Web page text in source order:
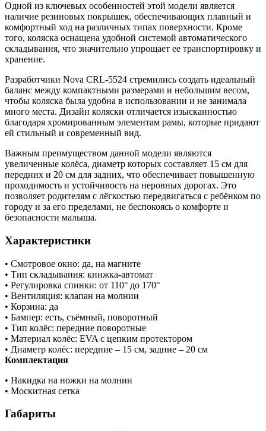
Одной из ключевых особенностей этой модели является
наличие резиновых покрышек, обеспечивающих плавный и
комфортный ход на различных типах поверхности. Кроме
того, коляска оснащена удобной системой автоматического
складывания, что значительно упрощает ее транспортировку и
хранение.
Разработчики Nova CRL-5524 стремились создать идеальный
баланс между компактными размерами и небольшим весом,
чтобы коляска была удобна в использовании и не занимала
много места. Дизайн коляски отличается изысканностью
благодаря хромированным элементам рамы, которые придают
ей стильный и современный вид.
Важным преимуществом данной модели являются
увеличенные колёса, диаметр которых составляет 15 см для
передних и 20 см для задних, что обеспечивает повышенную
проходимость и устойчивость на неровных дорогах. Это
позволяет родителям с лёгкостью передвигаться с ребёнком по
городу и за его пределами, не беспокоясь о комфорте и
безопасности малыша.
Характеристики
• Смотровое окно: да, на магните
• Тип складывания: книжка-автомат
• Регулировка спинки: от 110° до 170°
• Вентиляция: клапан на молнии
• Корзина: да
• Бампер: есть, съёмный, поворотный
• Тип колёс: передние поворотные
• Материал колёс: EVA с цепким протектором
• Диаметр колёс: передние – 15 см, задние – 20 см
Комплектация
• Накидка на ножки на молнии
• Москитная сетка
Габариты